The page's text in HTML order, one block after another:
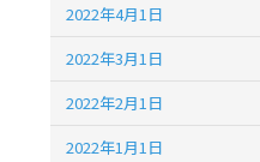
2022年4月1日
2022年3月1日
2022年2月1日
2022年1月1日